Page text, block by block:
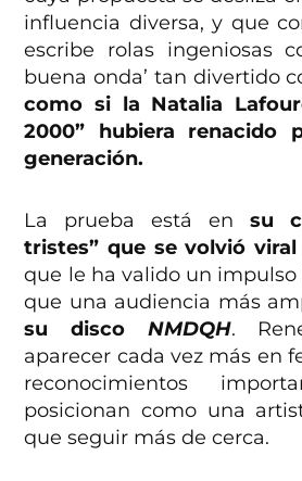
influencia diversa, y que
escribe rolas ingeniosas
buena onda’ tan divertido
como si la Natalia
2000” hubiera renacido
generación.
La prueba está en su
tristes” que se volvió viral
que le ha valido un
que una audiencia más
su disco NMDQH.
aparecer cada vez más en
reconocimientos
posicionan como una
que seguir más de cerca.